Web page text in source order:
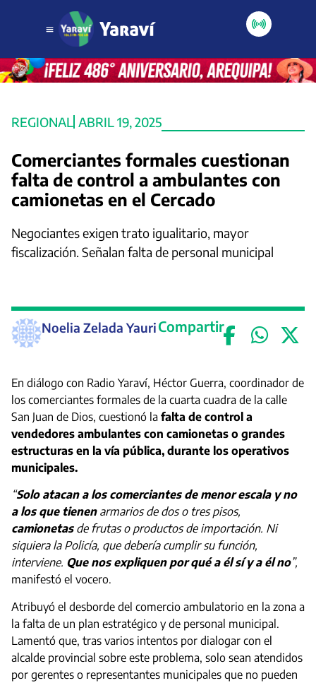
REGIONAL ABRIL 19, 2025
Comerciantes formales cuestionan
falta de control a ambulantes con
camionetas en el Cercado
Negociantes exigen trato igualitario, mayor
fiscalización. Señalan falta de personal municipal
Noelia Zelada YauriCompartir
En diálogo con Radio Yaraví, Héctor Guerra, coordinador de
los comerciantes formales de la cuarta cuadra de la calle
San Juan de Dios, cuestionó la falta de control a
vendedores ambulantes con camionetas o grandes
estructuras en la vía pública, durante los operativos
municipales.
“Solo atacan a los comerciantes de menor escala y no
a los que tienenarmarios de dos o tres pisos,
camionetas de frutas o productos de importación. Ni
siquiera la Policía, que debería cumplir su función,
interviene. Que nos expliquen por qué a él sí y a él no”,
manifestó el vocero.
Atribuyó el desborde del comercio ambulatorio en la zona a
la falta de un plan estratégico y de personal municipal.
Lamentó que, tras varios intentos por dialogar con el
alcalde provincial sobre este problema, solo sean atendidos
por gerentes o representantes municipales que no pueden